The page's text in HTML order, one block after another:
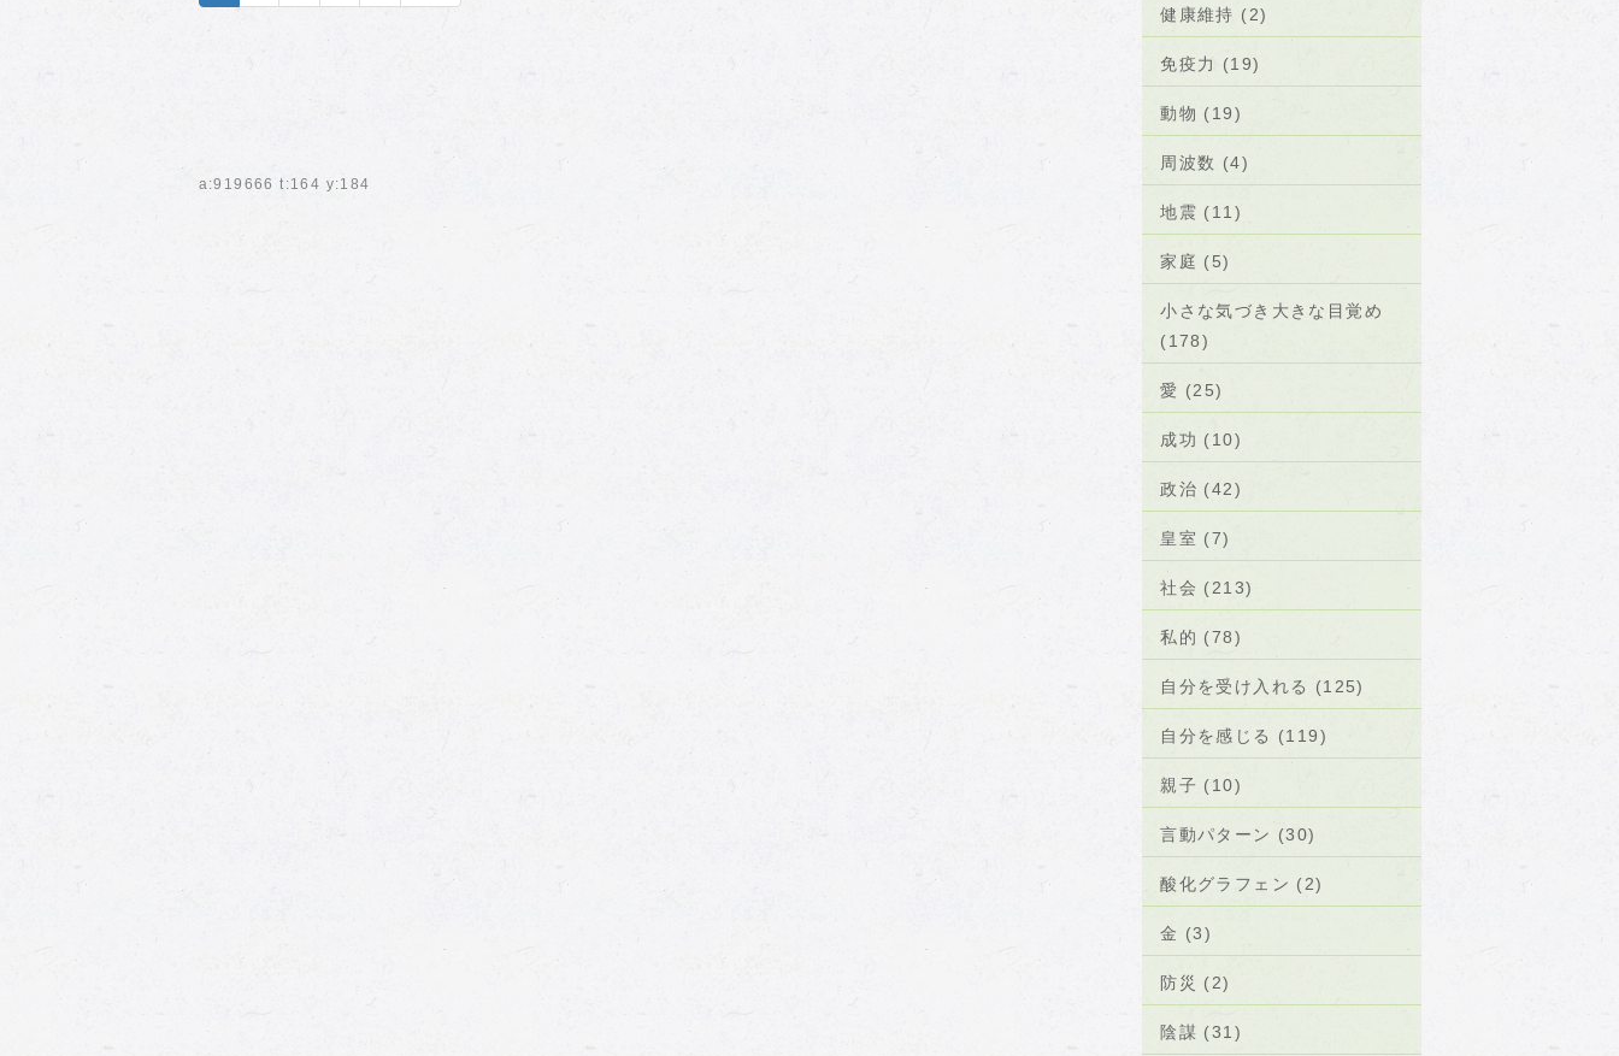
a:919666 t:164 y:184
健康維持 (2)
免疫力 (19)
動物 (19)
周波数 (4)
地震 (11)
家庭 (5)
小さな気づき大きな目覚め
(178)
愛 (25)
成功 (10)
政治 (42)
皇室 (7)
社会 (213)
私的 (78)
自分を受け入れる (125)
自分を感じる (119)
親子 (10)
言動パターン (30)
酸化グラフェン (2)
金 (3)
防災 (2)
陰謀 (31)